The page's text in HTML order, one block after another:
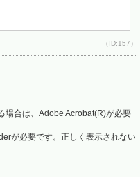
（ID:157）
場合は、Adobe Acrobat(R)が必要
が必要です。正しく表示されない